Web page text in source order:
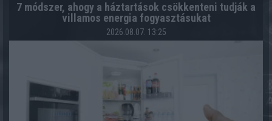
7 módszer, ahogy a háztartások csökkenteni tudják a
villamos energia fogyasztásukat
2026.08.07. 13:25